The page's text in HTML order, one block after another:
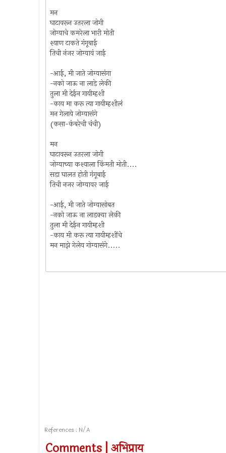
मन
घाटावरून उतरला जोगी
जोग्याचे कमरेला भारी मोती
श्याण टाकते गंगूबाई
तिची नंजर जोग्यावं जाई
-आई, मी जाते जोग्यासंगा
-नको जाऊ ना लाडे लेकी
तुला मी देईन गायीम्हशी
-काय मा करू त्या गायीम्हशीलं
मन गेलाये जोग्यासंगे
(कसा-कंबरेची चंची)
मन
घाटावरून उतरला जोगी
जोग्याच्या कश्याला किंमती मोती....
सडा घालत होती गंगूबाई
तिची नजर जोग्यावर जाई
-आई, मी जाते जोग्यासोबत
-नको जाऊ ना लाडक्या लेकी
तुला मी देईन गायीम्हशी
-काय मी करू त्या गायीम्हशींचे
मन माझे गेलेय गोग्यासंगे.....
References : N/A
Comments | अभिप्राय